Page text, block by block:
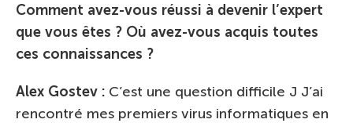
Comment avez-vous réussi à devenir l’expert
que vous êtes ? Où avez-vous acquis toutes
ces connaissances ?
Alex Gostev : C’est une question difficile J J’ai
rencontré mes premiers virus informatiques en